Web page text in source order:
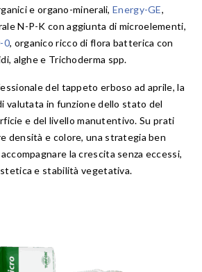
e organo-minerali, Energy-GE,
N-P-K con aggiunta di microelementi,
0, organico ricco di flora batterica con
alghe e Trichoderma spp.
del tappeto erboso ad aprile, la
valutata in funzione dello stato del
e del livello manutentivo. Su prati
densità e colore, una strategia ben
la crescita senza eccessi,
e stabilità vegetativa.